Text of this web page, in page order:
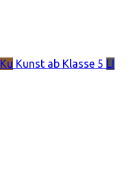
Ku Kunst ab Klasse 5 LI